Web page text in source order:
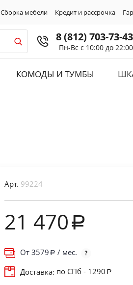
Сборка мебели Кредит и рассрочка
8 (812) 703-73-43
Пн-Вс с 10:00 до 22:00
КОМОДЫ И ТУМБЫ
Арт. 99224
21 470
От 3579
/ мес.
Доставка: по СПб - 1290